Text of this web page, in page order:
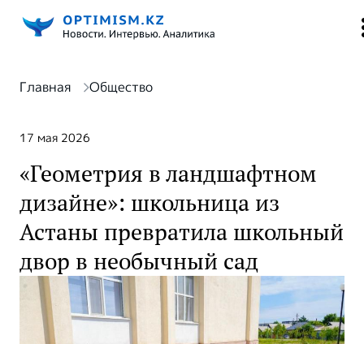
Главная Общество
17 мая 2026
«Геометрия в ландшафтном
дизайне»: школьница из
Астаны превратила школьный
двор в необычный сад